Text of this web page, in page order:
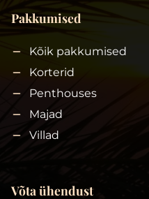
Pakkumised
Kõik pakkumised
Korterid
Penthouses
Majad
Villad
Võta ühendust